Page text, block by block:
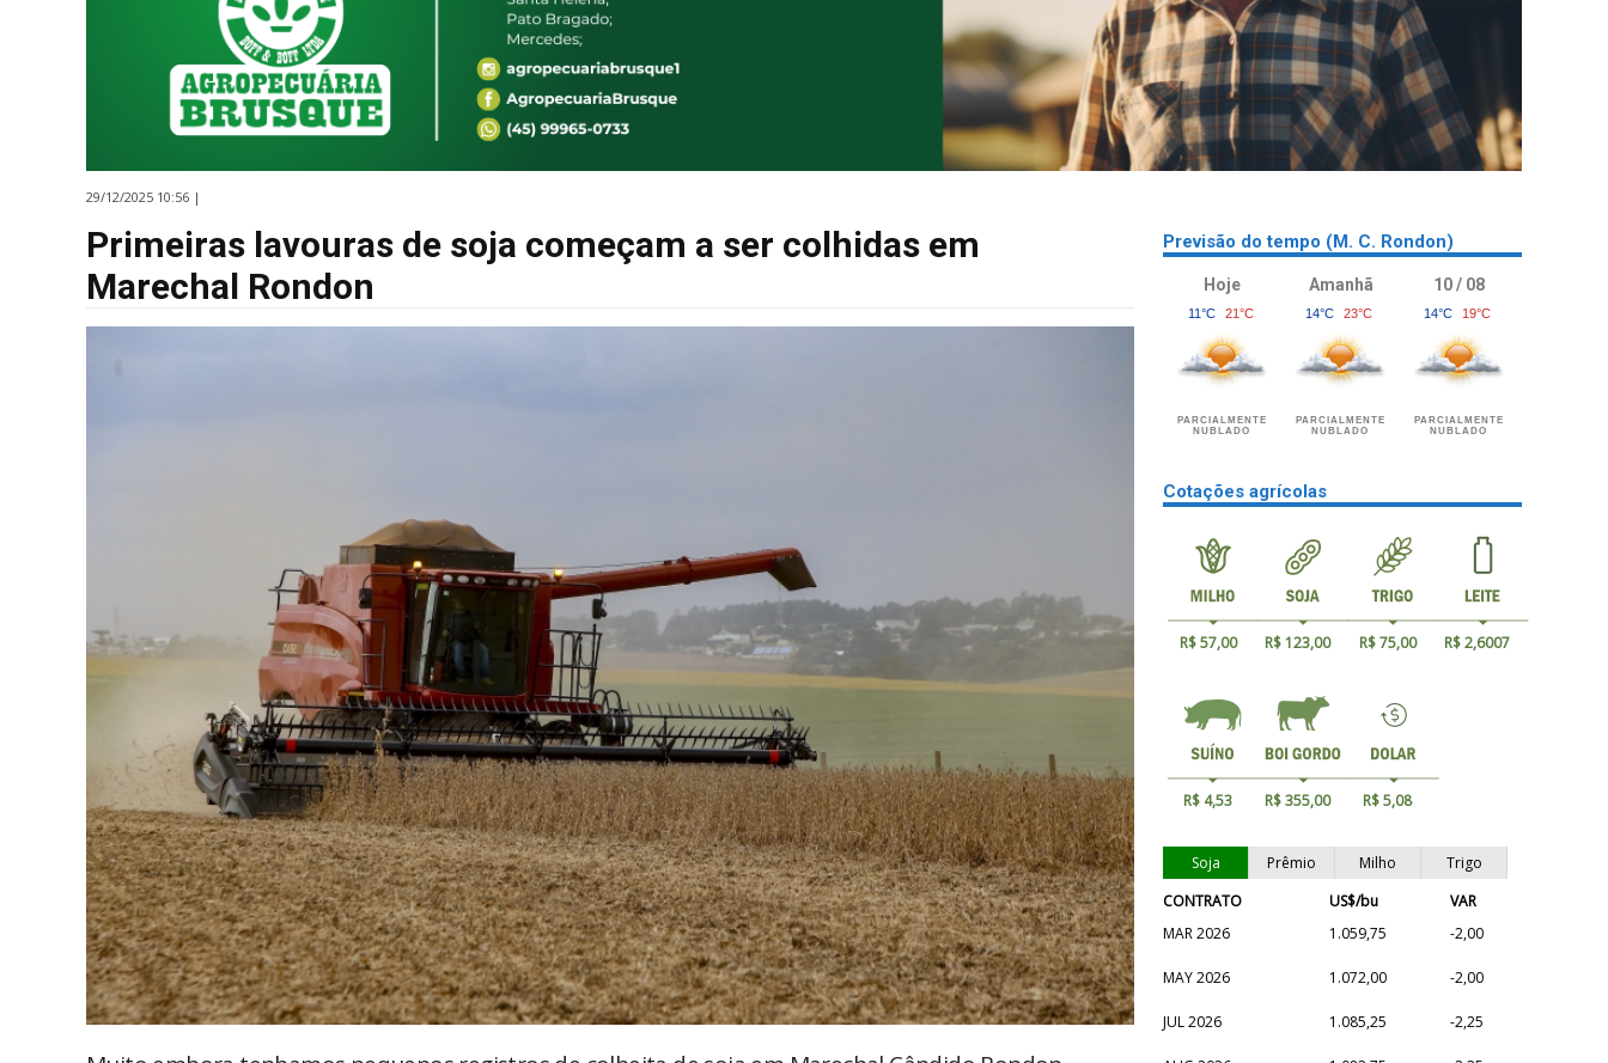
29/12/2025 10:56 |
Primeiras lavouras de soja começam a ser colhidas em
Marechal Rondon
Previsão do tempo (M. C. Rondon)
Hoje
11°C 21°C
PARCIALMENTE
NUBLADO
Amanhã
14°C 23°C
PARCIALMENTE
NUBLADO
10 / 08
14°C 19°C
PARCIALMENTE
NUBLADO
Cotações agrícolas
R$ 57,00 R$ 123,00 R$ 75,00 R$ 2,6007
R$ 4,53 R$ 355,00 R$ 5,08
Soja Prêmio Milho
Trigo
CONTRATO
US$/bu
VAR
MAR 2026
1.059,75 -2,00
MAY 2026 1.072,00 -2,00
JUL 2026 1.085,25 -2,25